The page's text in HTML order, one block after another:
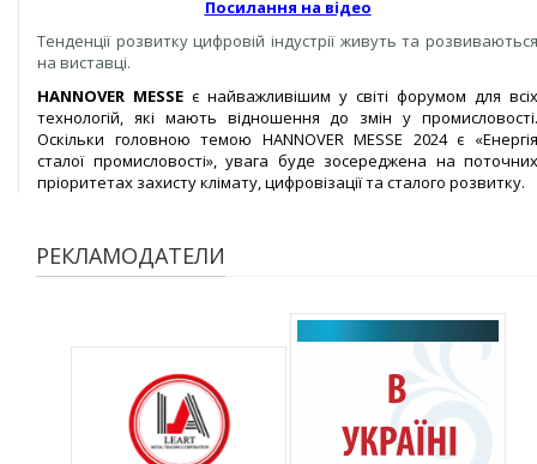
Посилання на відео
Тенденції розвитку цифровій індустрії живуть та розвиваються
на виставці.
HANNOVER MESSE є найважливішим у світі форумом для всіх
технологій, які мають відношення до змін у промисловості.
Оскільки головною темою HANNOVER MESSE 2024 є «Енергія
сталої промисловості», увага буде зосереджена на поточних
пріоритетах захисту клімату, цифровізації та сталого розвитку.
РЕКЛАМОДАТЕЛИ